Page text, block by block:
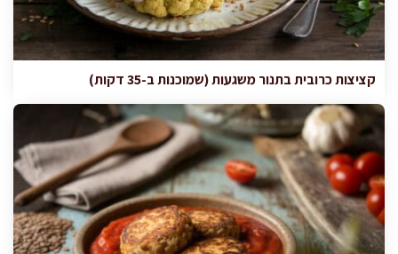
קציצות כרובית בתנור משגעות (שמוכנות ב-35 דקות)